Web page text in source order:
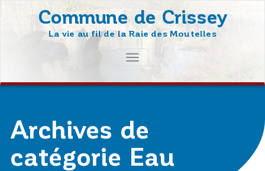
Commune de Crissey
La vie au fil de la Raie des Moutelles
AFFICHER/MASQUER
LA
NAVIGATION
Archives de
catégorie Eau